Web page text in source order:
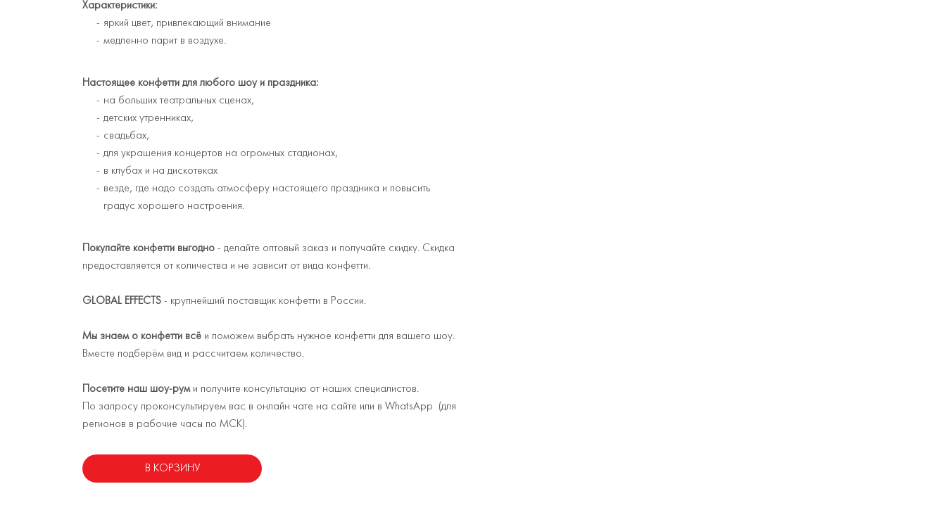
Характеристики:
яркий цвет, привлекающий внимание
медленно парит в воздухе.
Настоящее конфетти для любого шоу и праздника:
на больших театральных сценах,
детских утренниках,
свадьбах,
для украшения концертов на огромных стадионах,
в клубах и на дискотеках
везде, где надо создать атмосферу настоящего праздника и повысить
градус хорошего настроения.
Покупайте конфетти выгодно - делайте оптовый заказ и получайте скидку. Скидка
предоставляется от количества и не зависит от вида конфетти.
GLOBAL EFFECTS - крупнейший поставщик конфетти в России.
Мы знаем о конфетти всё и поможем выбрать нужное конфетти для вашего шоу.
Вместе подберём вид и рассчитаем количество.
Посетите наш шоу-руми получите консультацию от наших специалистов.
По запросу проконсультируем вас в онлайн чате на сайте или в WhatsApp (для
регионов в рабочие часы по МСК).
В КОРЗИНУ